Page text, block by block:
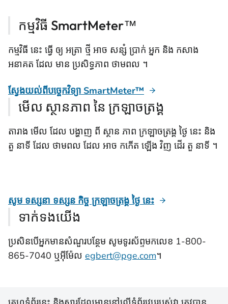
កម្មវិធី SmartMeter™
កម្មវិធី នេះ ធ្វើ ឲ្យ អត្រា ថ្មី អាច សន្សំ ប្រាក់ អ្នក និង កសាង
អនាគត ដែល មាន ប្រសិទ្ធភាព ថាមពល ។
ស្វែងយល់ពីបច្ចេកវិទ្យា SmartMeter™
មើល ស្ថានភាព នៃ ក្រឡាចត្រង្គ
តារាង មើល ដែល បង្ហាញ ពី ស្ថាន ភាព ក្រឡាចត្រង្គ ថ្ងៃ នេះ និង
តួ នាទី ដែល ថាមពល ដែល អាច កកើត ឡើង វិញ ដើរ តួ នាទី ។
សូម ទស្សនា ទស្សន កិច្ច ក្រឡាចត្រង្គ ថ្ងៃ នេះ
ទាក់ទងយើង
ប្រសិនបើអ្នកមានសំណួរបន្ថែម សូមទូរស័ព្ទមកលេខ 1-800-
865-7040 ឬអ៊ីម៉ែល egbert@pge.com។